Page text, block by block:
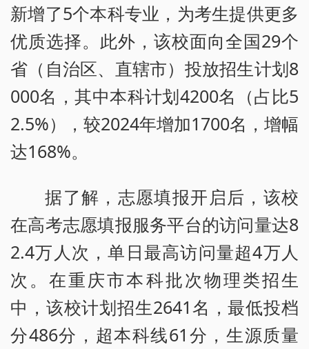
新增了5个本科专业，为考生提供更多
优质选择。此外，该校面向全国29个
省（自治区、直辖市）投放招生计划8
000名，其中本科计划4200名（占比5
2.5%），较2024年增加1700名，增幅
达168%。
据了解，志愿填报开启后，该校
在高考志愿填报服务平台的访问量达8
2.4万人次，单日最高访问量超4万人
次。在重庆市本科批次物理类招生
中，该校计划招生2641名，最低投档
分486分，超本科线61分，生源质量